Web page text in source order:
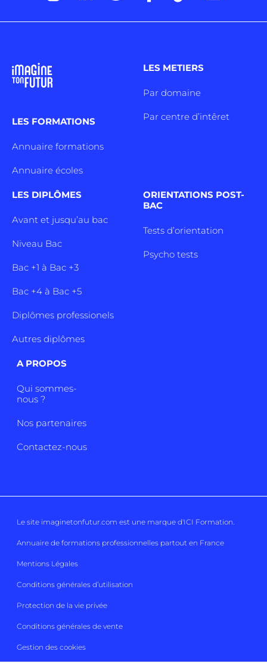
LES FORMATIONS
Annuaire formations
Annuaire écoles
LES METIERS
Par domaine
Par centre d’intêret
LES DIPLÔMES
Avant et jusqu’au bac
Niveau Bac
Bac +1 à Bac +3
Bac +4 à Bac +5
Diplômes professionels
Autres diplômes
ORIENTATIONS POST-
BAC
Tests d’orientation
Psycho tests
A PROPOS
Qui sommes-
nous ?
Nos partenaires
Contactez-nous
Le site imaginetonfutur.com est une marque d'ICI Formation.
Annuaire de formations professionnelles partout en France
Mentions Légales
Conditions générales d’utilisation
Protection de la vie privée
Conditions générales de vente
Gestion des cookies